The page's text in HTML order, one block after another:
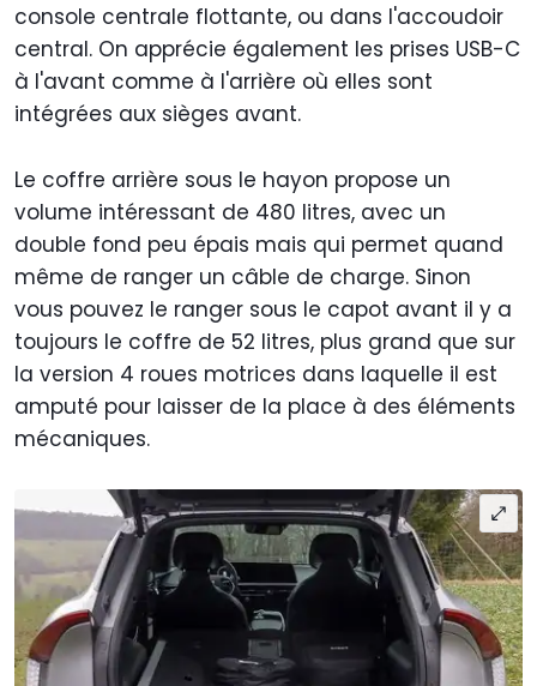
console centrale flottante, ou dans l'accoudoir
central. On apprécie également les prises USB-C
à l'avant comme à l'arrière où elles sont
intégrées aux sièges avant.
Le coffre arrière sous le hayon propose un
volume intéressant de 480 litres, avec un
double fond peu épais mais qui permet quand
même de ranger un câble de charge. Sinon
vous pouvez le ranger sous le capot avant il y a
toujours le coffre de 52 litres, plus grand que sur
la version 4 roues motrices dans laquelle il est
amputé pour laisser de la place à des éléments
mécaniques.